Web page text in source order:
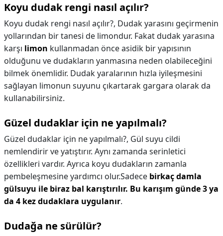
Koyu dudak rengi nasıl açılır?
Koyu dudak rengi nasıl açılır?, Dudak yarasını geçirmenin
yollarından bir tanesi de limondur. Fakat dudak yarasına
karşı limon kullanmadan önce asidik bir yapısının
olduğunu ve dudakların yanmasına neden olabileceğini
bilmek önemlidir. Dudak yaralarının hızla iyileşmesini
sağlayan limonun suyunu çıkartarak gargara olarak da
kullanabilirsiniz.
Güzel dudaklar için ne yapılmalı?
Güzel dudaklar için ne yapılmalı?, Gül suyu cildi
nemlendirir ve yatıştırır. Aynı zamanda serinletici
özellikleri vardır. Ayrıca koyu dudakların zamanla
pembeleşmesine yardımcı olur.Sadece birkaç damla
gülsuyu ile biraz bal karıştırılır. Bu karışım günde 3 ya
da 4 kez dudaklara uygulanır.
Dudağa ne sürülür?